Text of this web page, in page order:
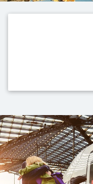
Ons aanbod